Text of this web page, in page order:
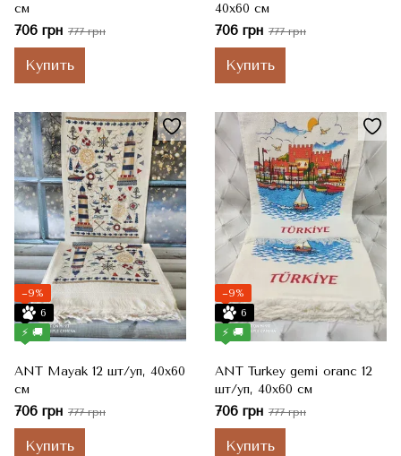
см
706 грн 777 грн
Купить
40x60 см
706 грн 777 грн
Купить
−9%
6
⚡ 🚚
ANT Mayak 12 шт/уп, 40x60
см
706 грн 777 грн
Купить
−9%
6
⚡ 🚚
ANT Turkey gemi oranc 12
шт/уп, 40x60 см
706 грн 777 грн
Купить